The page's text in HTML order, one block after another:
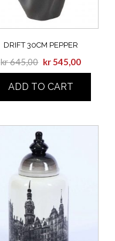
DRIFT 30CM PEPPER
kr645,00 kr545,00
ADD TO CART